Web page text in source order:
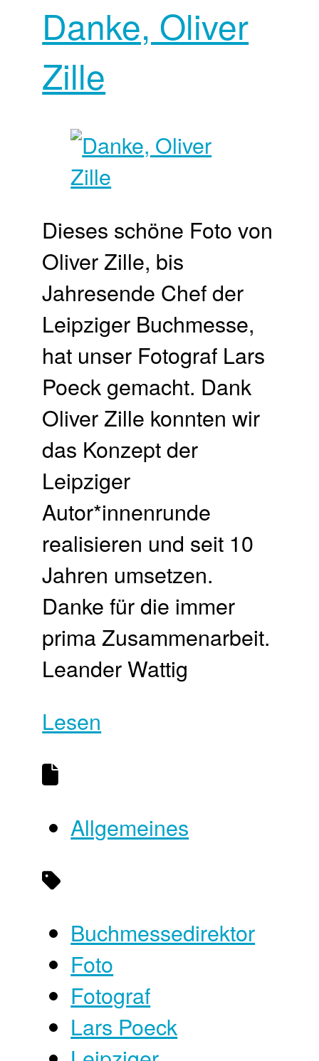
Danke, Oliver
Zille
Dieses schöne Foto von
Oliver Zille, bis
Jahresende Chef der
Leipziger Buchmesse,
hat unser Fotograf Lars
Poeck gemacht. Dank
Oliver Zille konnten wir
das Konzept der
Leipziger
Autor*innenrunde
realisieren und seit 10
Jahren umsetzen.
Danke für die immer
prima Zusammenarbeit.
Leander Wattig
Lesen
Allgemeines
Buchmessedirektor
Foto
Fotograf
Lars Poeck